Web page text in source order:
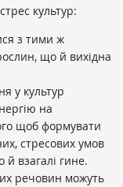
культур:
з тими ж
що й вихідна
у культур
на
щоб формувати
стресових умов
й взагалі гине.
речовин можуть